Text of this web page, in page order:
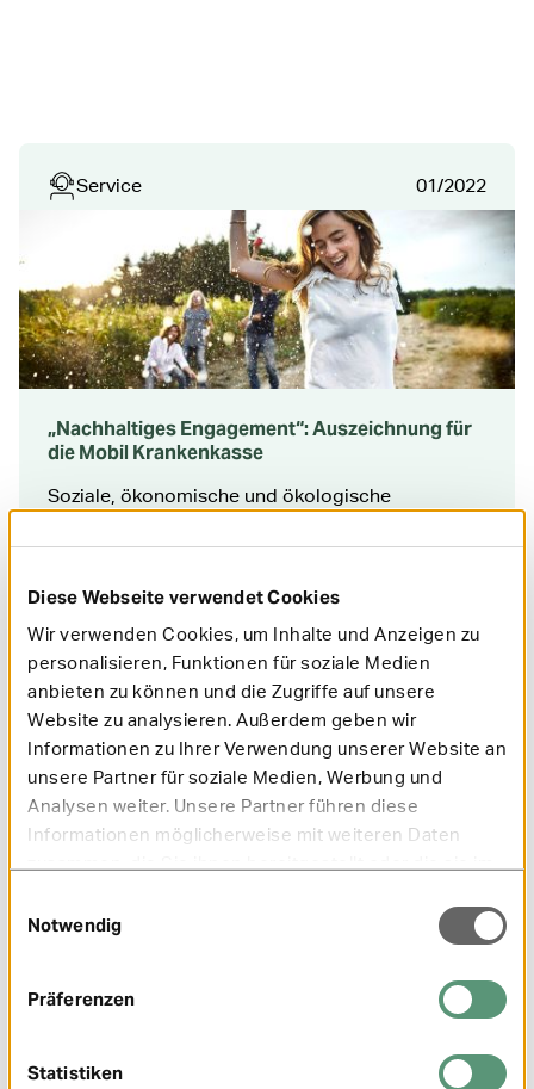
Diese Webseite verwendet Cookies
Wir verwenden Cookies, um Inhalte und Anzeigen zu
personalisieren, Funktionen für soziale Medien
anbieten zu können und die Zugriffe auf unsere
Website zu analysieren. Außerdem geben wir
Informationen zu Ihrer Verwendung unserer Website an
unsere Partner für soziale Medien, Werbung und
Analysen weiter. Unsere Partner führen diese
Informationen möglicherweise mit weiteren Daten
Notwendig
Präferenzen
Statistiken
Service 01/2022
„Nachhaltiges Engagement“: Auszeichnung für
die Mobil Krankenkasse
Soziale, ökonomische und ökologische
Verantwortung: Die Mobil Krankenkasse zeichnet
sich aus Sicht der Kundinnen und Kunden in
Engagement“ aus. Zu diesem Ergebnis kommt die
in Kooperation mit DEUTSCHLAND TEST auf
Grundlage ihrer jährlichen Studie „Nachhaltiges
Engagement“. Die Auszeichnung passt zum
Leistungs- und Serviceangebot der Mobil
Krankenkasse, das die Förderung der
nachhaltigen Gesundheit der Versicherten zum
Ziel hat.
Weiterlesen